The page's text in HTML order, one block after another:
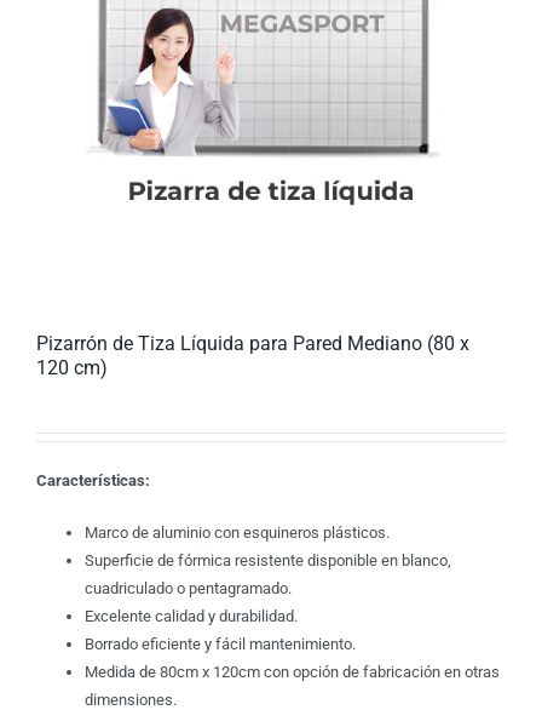
Pizarrón de Tiza Líquida para Pared Mediano (80 x
120 cm)
Características:
Marco de aluminio con esquineros plásticos.
Superficie de fórmica resistente disponible en blanco,
cuadriculado o pentagramado.
Excelente calidad y durabilidad.
Borrado eficiente y fácil mantenimiento.
Medida de 80cm x 120cm con opción de fabricación en otras
dimensiones.